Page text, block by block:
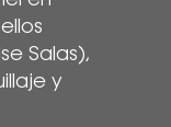
Salas),
y